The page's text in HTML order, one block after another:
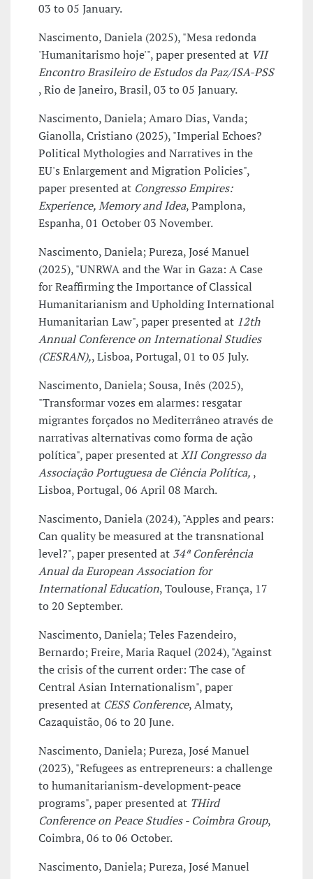
03 to 05 January.
Nascimento, Daniela (2025), "Mesa redonda
'Humanitarismo hoje'", paper presented at VII
Encontro Brasileiro de Estudos da Paz/ISA-PSS
, Rio de Janeiro, Brasil, 03 to 05 January.
Nascimento, Daniela; Amaro Dias, Vanda;
Gianolla, Cristiano (2025), "Imperial Echoes?
Political Mythologies and Narratives in the
EU's Enlargement and Migration Policies",
paper presented at Congresso Empires:
Experience, Memory and Idea, Pamplona,
Espanha, 01 October 03 November.
Nascimento, Daniela; Pureza, José Manuel
(2025), "UNRWA and the War in Gaza: A Case
for Reaffirming the Importance of Classical
Humanitarianism and Upholding International
Humanitarian Law", paper presented at 12th
Annual Conference on International Studies
(CESRAN),, Lisboa, Portugal, 01 to 05 July.
Nascimento, Daniela; Sousa, Inês (2025),
"Transformar vozes em alarmes: resgatar
migrantes forçados no Mediterrâneo através de
narrativas alternativas como forma de ação
política", paper presented atXII Congresso da
Associação Portuguesa de Ciência Política, ,
Lisboa, Portugal, 06 April 08 March.
Nascimento, Daniela (2024), "Apples and pears:
Can quality be measured at the transnational
level?", paper presented at 34ª Conferência
Anual da European Association for
International Education, Toulouse, França, 17
to 20 September.
Nascimento, Daniela; Teles Fazendeiro,
Bernardo; Freire, Maria Raquel (2024), "Against
the crisis of the current order: The case of
Central Asian Internationalism", paper
presented at CESS Conference, Almaty,
Cazaquistão, 06 to 20 June.
Nascimento, Daniela; Pureza, José Manuel
(2023), "Refugees as entrepreneurs: a challenge
to humanitarianism-development-peace
programs", paper presented at THird
Conference on Peace Studies - Coimbra Group,
Coimbra, 06 to 06 October.
Nascimento, Daniela; Pureza, José Manuel